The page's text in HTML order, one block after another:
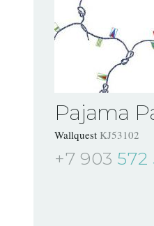
Pajama
Wallquest KJ53102
+7 903 572